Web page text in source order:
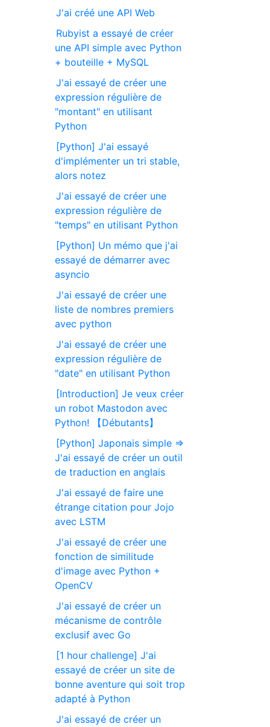
J'ai créé une API Web
Rubyist a essayé de créer
une API simple avec Python
+ bouteille + MySQL
J'ai essayé de créer une
expression régulière de
"montant" en utilisant
Python
[Python] J'ai essayé
d'implémenter un tri stable,
alors notez
J'ai essayé de créer une
expression régulière de
"temps" en utilisant Python
[Python] Un mémo que j'ai
essayé de démarrer avec
asyncio
J'ai essayé de créer une
liste de nombres premiers
avec python
J'ai essayé de créer une
expression régulière de
"date" en utilisant Python
[Introduction] Je veux créer
un robot Mastodon avec
Python! 【Débutants】
[Python] Japonais simple ⇒
J'ai essayé de créer un outil
de traduction en anglais
J'ai essayé de faire une
étrange citation pour Jojo
avec LSTM
J'ai essayé de créer une
fonction de similitude
d'image avec Python +
OpenCV
J'ai essayé de créer un
mécanisme de contrôle
exclusif avec Go
[1 hour challenge] J'ai
essayé de créer un site de
bonne aventure qui soit trop
adapté à Python
J'ai essayé de créer un